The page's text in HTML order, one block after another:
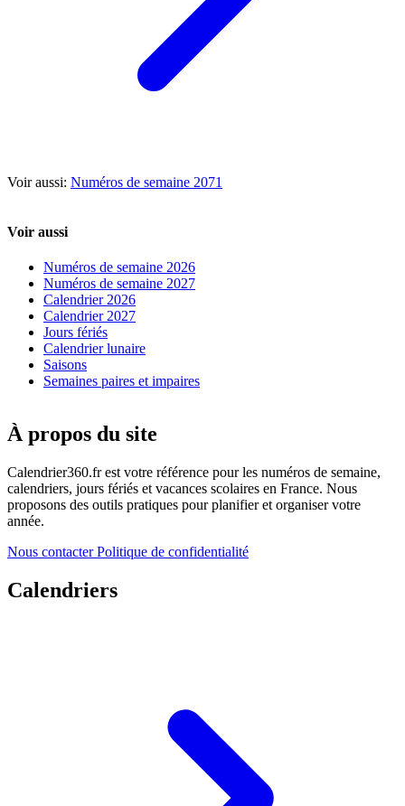
Voir aussi: Numéros de semaine 2071
Voir aussi
Numéros de semaine 2026
Numéros de semaine 2027
Calendrier 2026
Calendrier 2027
Jours fériés
Calendrier lunaire
Saisons
Semaines paires et impaires
À propos du site
Calendrier360.fr est votre référence pour les numéros de semaine,
calendriers, jours fériés et vacances scolaires en France. Nous
proposons des outils pratiques pour planifier et organiser votre
année.
Nous contacterPolitique de confidentialité
Calendriers